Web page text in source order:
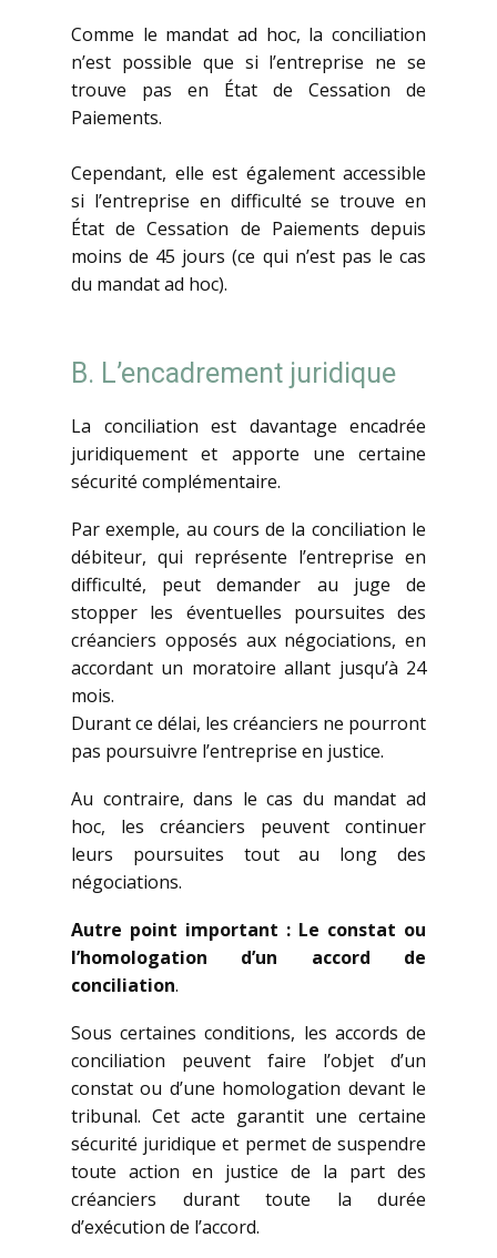
Comme le mandat ad hoc, la conciliation
n’est possible que si l’entreprise ne se
trouve pas en État de Cessation de
Paiements.
Cependant, elle est également accessible
si l’entreprise en difficulté se trouve en
État de Cessation de Paiements depuis
moins de 45 jours (ce qui n’est pas le cas
du mandat ad hoc).
B. L’encadrement juridique
La conciliation est davantage encadrée
juridiquement et apporte une certaine
sécurité complémentaire.
Par exemple, au cours de la conciliation le
débiteur, qui représente l’entreprise en
difficulté, peut demander au juge de
stopper les éventuelles poursuites des
créanciers opposés aux négociations, en
accordant un moratoire allant jusqu’à 24
mois.
Durant ce délai, les créanciers ne pourront
pas poursuivre l’entreprise en justice.
Au contraire, dans le cas du mandat ad
hoc, les créanciers peuvent continuer
leurs poursuites tout au long des
négociations.
Autre point important : Le constat ou
l’homologation d’un accord de
conciliation.
Sous certaines conditions, les accords de
conciliation peuvent faire l’objet d’un
constat ou d’une homologation devant le
tribunal. Cet acte garantit une certaine
sécurité juridique et permet de suspendre
toute action en justice de la part des
créanciers durant toute la durée
d’exécution de l’accord.